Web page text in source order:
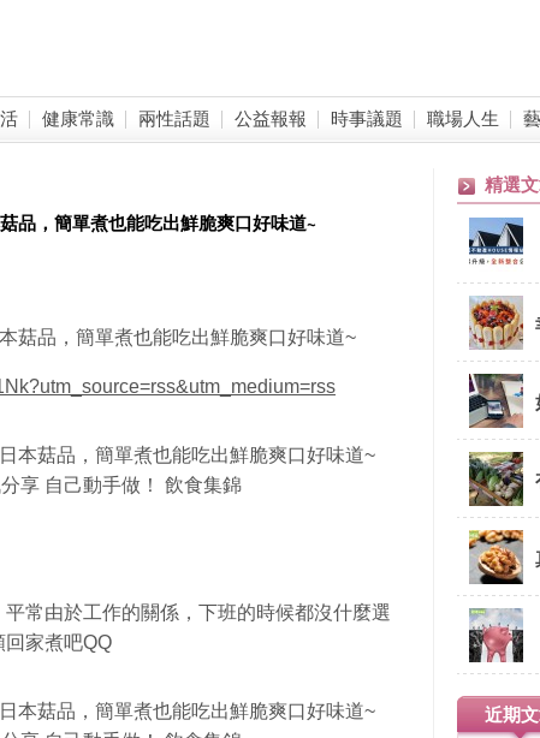
健康常識 兩性話題 公益報報 時事議題 職場人生
品，簡單煮也能吃出鮮脆爽口好味道~
菇品，簡單煮也能吃出鮮脆爽口好味道~
常由於工作的關係，下班的時候都沒什麼選
家煮吧QQ
精選
近期